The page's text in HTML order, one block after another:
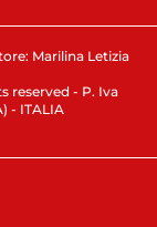
Marilina Letizia
reserved - P. Iva
- ITALIA